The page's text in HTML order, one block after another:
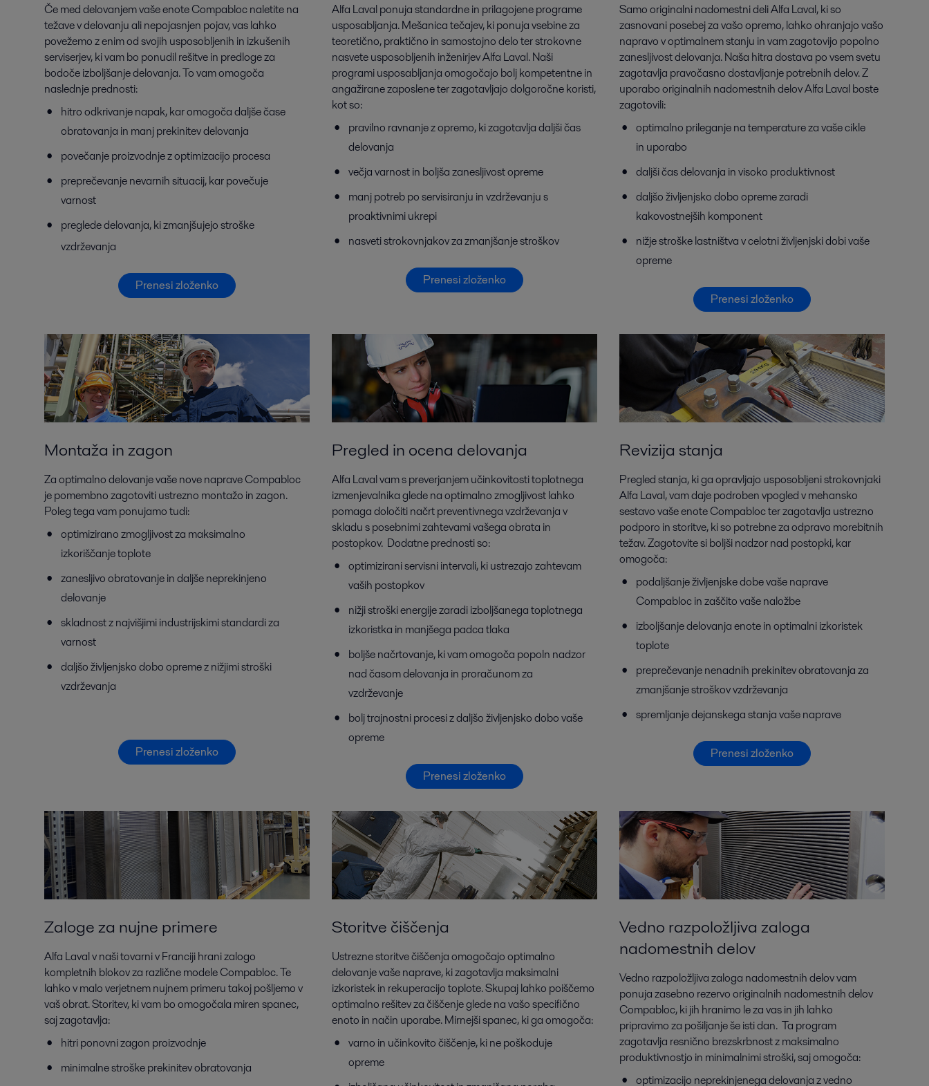
Če med delovanjem vaše enote Compabloc naletite na
težave v delovanju ali nepojasnjen pojav, vas lahko
povežemo z enim od svojih usposobljenih in izkušenih
serviserjev, ki vam bo ponudil rešitve in predloge za
bodoče izboljšanje delovanja. To vam omogoča
naslednje prednosti:
hitro odkrivanje napak, kar omogoča daljše čase
obratovanja in manj prekinitev delovanja
povečanje proizvodnje z optimizacijo procesa
preprečevanje nevarnih situacij, kar povečuje
varnost
preglede delovanja, ki zmanjšujejo stroške
vzdrževanja
Prenesi zloženko
Alfa Laval ponuja standardne in prilagojene programe
usposabljanja. Mešanica tečajev, ki ponuja vsebine za
teoretično, praktično in samostojno delo ter strokovne
nasvete usposobljenih inženirjev Alfa Laval. Naši
programi usposabljanja omogočajo bolj kompetentne in
angažirane zaposlene ter zagotavljajo dolgoročne koristi,
kot so:
pravilno ravnanje z opremo, ki zagotavlja daljši čas
delovanja
večja varnost in boljša zanesljivost opreme
manj potreb po servisiranju in vzdrževanju s
proaktivnimi ukrepi
nasveti strokovnjakov za zmanjšanje stroškov
Prenesi zloženko
Samo originalni nadomestni deli Alfa Laval, ki so
zasnovani posebej za vašo opremo, lahko ohranjajo vašo
napravo v optimalnem stanju in vam zagotovijo popolno
zanesljivost delovanja. Naša hitra dostava po vsem svetu
zagotavlja pravočasno dostavljanje potrebnih delov. Z
uporabo originalnih nadomestnih delov Alfa Laval boste
zagotovili:
optimalno prileganje na temperature za vaše cikle
in uporabo
daljši čas delovanja in visoko produktivnost
daljšo življenjsko dobo opreme zaradi
kakovostnejših komponent
nižje stroške lastništva v celotni življenjski dobi vaše
opreme
Prenesi zloženko
Montaža in zagon
Za optimalno delovanje vaše nove naprave Compabloc
je pomembno zagotoviti ustrezno montažo in zagon.
Poleg tega vam ponujamo tudi:
optimizirano zmogljivost za maksimalno
izkoriščanje toplote
zanesljivo obratovanje in daljše neprekinjeno
delovanje
skladnost z najvišjimi industrijskimi standardi za
varnost
daljšo življenjsko dobo opreme z nižjimi stroški
vzdrževanja
Prenesi zloženko
Pregled in ocena delovanja
Alfa Laval vam s preverjanjem učinkovitosti toplotnega
izmenjevalnika glede na optimalno zmogljivost lahko
pomaga določiti načrt preventivnega vzdrževanja v
skladu s posebnimi zahtevami vašega obrata in
postopkov. Dodatne prednosti so:
optimizirani servisni intervali, ki ustrezajo zahtevam
vaših postopkov
nižji stroški energije zaradi izboljšanega toplotnega
izkoristka in manjšega padca tlaka
boljše načrtovanje, ki vam omogoča popoln nadzor
nad časom delovanja in proračunom za
vzdrževanje
bolj trajnostni procesi z daljšo življenjsko dobo vaše
opreme
Prenesi zloženko
Revizija stanja
Pregled stanja, ki ga opravljajo usposobljeni strokovnjaki
Alfa Laval, vam daje podroben vpogled v mehansko
sestavo vaše enote Compabloc ter zagotavlja ustrezno
podporo in storitve, ki so potrebne za odpravo morebitnih
težav. Zagotovite si boljši nadzor nad postopki, kar
omogoča:
podaljšanje življenjske dobe vaše naprave
Compabloc in zaščito vaše naložbe
izboljšanje delovanja enote in optimalni izkoristek
toplote
preprečevanje nenadnih prekinitev obratovanja za
zmanjšanje stroškov vzdrževanja
spremljanje dejanskega stanja vaše naprave
Prenesi zloženko
Zaloge za nujne primere
Alfa Laval v naši tovarni v Franciji hrani zalogo
kompletnih blokov za različne modele Compabloc. Te
lahko v malo verjetnem nujnem primeru takoj pošljemo v
vaš obrat. Storitev, ki vam bo omogočala miren spanec,
saj zagotavlja:
hitri ponovni zagon proizvodnje
minimalne stroške prekinitev obratovanja
Storitve čiščenja
Ustrezne storitve čiščenja omogočajo optimalno
delovanje vaše naprave, ki zagotavlja maksimalni
izkoristek in rekuperacijo toplote. Skupaj lahko poiščemo
optimalno rešitev za čiščenje glede na vašo specifično
enoto in način uporabe. Mirnejši spanec, ki ga omogoča:
varno in učinkovito čiščenje, ki ne poškoduje
opreme
Vedno razpoložljiva zaloga
nadomestnih delov
Vedno razpoložljiva zaloga nadomestnih delov vam
ponuja zasebno rezervo originalnih nadomestnih delov
Compabloc, ki jih hranimo le za vas in jih lahko
pripravimo za pošiljanje še isti dan. Ta program
zagotavlja resnično brezskrbnost z maksimalno
produktivnostjo in minimalnimi stroški, saj omogoča:
optimizacijo neprekinjenega delovanja z vedno